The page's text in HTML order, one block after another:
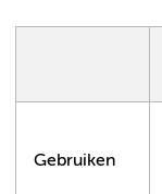
Gebruiken